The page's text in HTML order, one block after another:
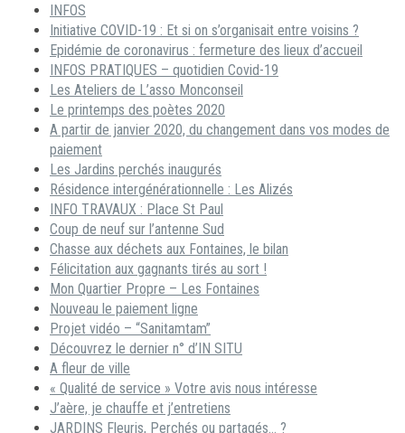
INFOS
Initiative COVID-19 : Et si on s’organisait entre voisins ?
Epidémie de coronavirus : fermeture des lieux d’accueil
INFOS PRATIQUES – quotidien Covid-19
Les Ateliers de L’asso Monconseil
Le printemps des poètes 2020
A partir de janvier 2020, du changement dans vos modes de
paiement
Les Jardins perchés inaugurés
Résidence intergénérationnelle : Les Alizés
INFO TRAVAUX : Place St Paul
Coup de neuf sur l’antenne Sud
Chasse aux déchets aux Fontaines, le bilan
Félicitation aux gagnants tirés au sort !
Mon Quartier Propre – Les Fontaines
Nouveau le paiement ligne
Projet vidéo – “Sanitamtam”
Découvrez le dernier n° d’IN SITU
A fleur de ville
« Qualité de service » Votre avis nous intéresse
J’aère, je chauffe et j’entretiens
JARDINS Fleuris, Perchés ou partagés… ?